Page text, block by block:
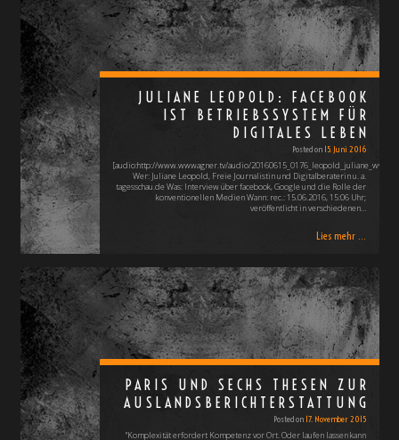
JULIANE LEOPOLD: FACEBOOK
IST BETRIEBSSYSTEM FÜR
DIGITALES LEBEN
Posted on 15. Juni 2016
[audio:http://www.wwwagner.tv/audio/
Wer: Juliane Leopold, Freie Journalistin und Digitalberaterin u. a.
tagesschau.de Was: Interview über facebook, Google und die Rolle der
konventionellen Medien Wann: rec.: 15.06.2016, 15:06 Uhr;
veröffentlicht in verschiedenen…
Lies mehr ...
PARIS UND SECHS THESEN ZUR
AUSLANDSBERICHTERSTATTUNG
Posted on 17. November 2015
"Komplexität erfordert Kompetenz vor Ort. Oder laufen lassen kann